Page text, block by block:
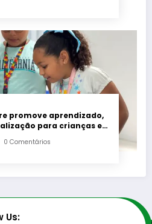
promove aprendizado,
para crianças e
0 Comentários
Us: